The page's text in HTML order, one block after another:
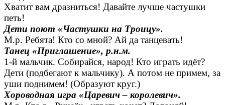
Хватит вам дразниться! Давайте лучше частушки
петь!
Дети поют «Частушки на Троицу».
М.р. Ребята! Кто со мной? Ай да танцевать!
Танец «Приглашение», р.н.м.
1-й мальчик. Собирайся, народ! Кто играть идёт?
Дети (подбегают к мальчику). А потом не примем, за
уши поднимем! (Образуют круг.)
Хороводная игра «Царевич – королевич».